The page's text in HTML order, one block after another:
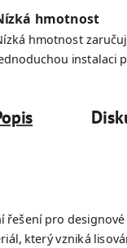
hmotnost
hmotnost
instalaci
řešení pro designové
který vzniká